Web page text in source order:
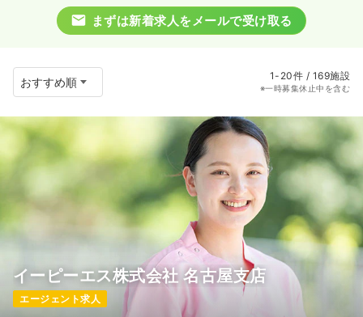
まずは新着求人をメールで受け取る
1-20件 / 169施設
※一時募集休止中を含む
イーピーエス株式会社 名古屋支店
エージェント求人